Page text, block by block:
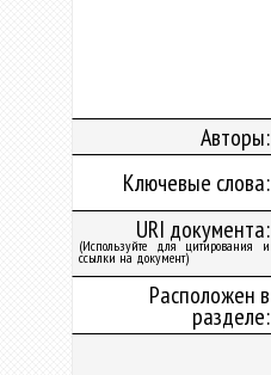
Авторы:
Ключевые слова:
URI документа:
(Используйте для цитирования и
ссылки на документ)
Расположен в
разделе: